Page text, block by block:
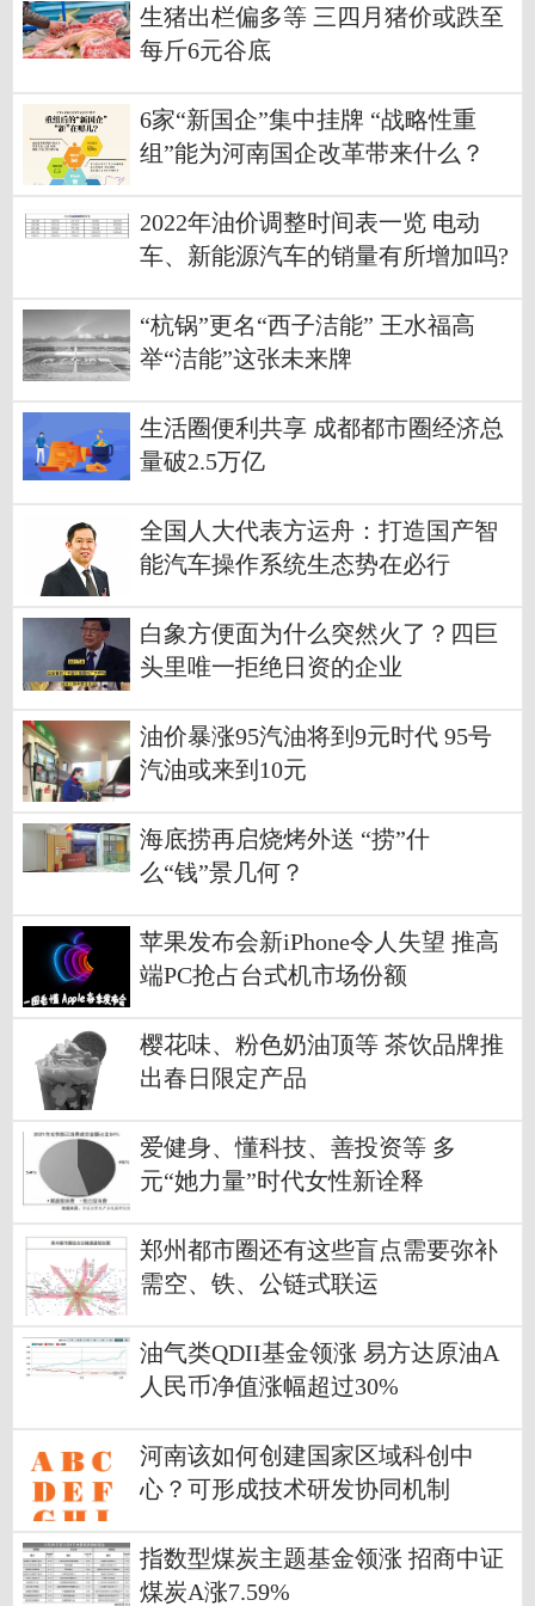
生猪出栏偏多等 三四月猪价或跌至
每斤6元谷底
6家“新国企”集中挂牌 “战略性重
组”能为河南国企改革带来什么？
2022年油价调整时间表一览 电动
车、新能源汽车的销量有所增加吗?
“杭锅”更名“西子洁能” 王水福高
举“洁能”这张未来牌
生活圈便利共享 成都都市圈经济总
量破2.5万亿
全国人大代表方运舟：打造国产智
能汽车操作系统生态势在必行
白象方便面为什么突然火了？四巨
头里唯一拒绝日资的企业
油价暴涨95汽油将到9元时代 95号
汽油或来到10元
海底捞再启烧烤外送 “捞”什
么“钱”景几何？
苹果发布会新iPhone令人失望 推高
端PC抢占台式机市场份额
樱花味、粉色奶油顶等 茶饮品牌推
出春日限定产品
爱健身、懂科技、善投资等 多
元“她力量”时代女性新诠释
郑州都市圈还有这些盲点需要弥补
需空、铁、公链式联运
油气类QDII基金领涨 易方达原油A
人民币净值涨幅超过30%
河南该如何创建国家区域科创中
心？可形成技术研发协同机制
指数型煤炭主题基金领涨 招商中证
煤炭A涨7.59%